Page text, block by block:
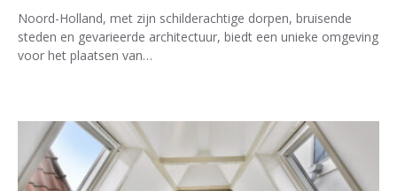
Noord-Holland, met zijn schilderachtige dorpen, bruisende
steden en gevarieerde architectuur, biedt een unieke omgeving
voor het plaatsen van…